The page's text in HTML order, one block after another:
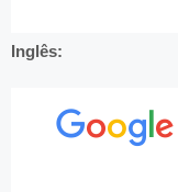
Inglês: